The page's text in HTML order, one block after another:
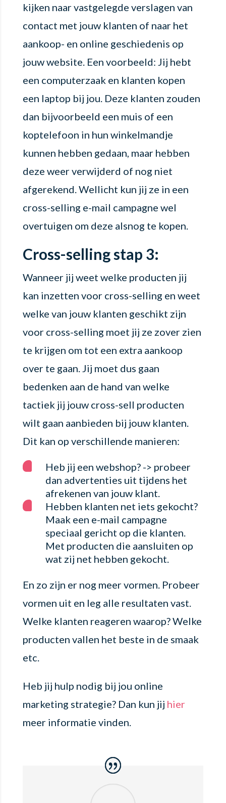
kijken naar vastgelegde verslagen van
contact met jouw klanten of naar het
aankoop- en online geschiedenis op
jouw website. Een voorbeeld: Jij hebt
een computerzaak en klanten kopen
een laptop bij jou. Deze klanten zouden
dan bijvoorbeeld een muis of een
koptelefoon in hun winkelmandje
kunnen hebben gedaan, maar hebben
deze weer verwijderd of nog niet
afgerekend. Wellicht kun jij ze in een
cross-selling e-mail campagne wel
overtuigen om deze alsnog te kopen.
Cross-selling stap 3:
Wanneer jij weet welke producten jij
kan inzetten voor cross-selling en weet
welke van jouw klanten geschikt zijn
voor cross-selling moet jij ze zover zien
te krijgen om tot een extra aankoop
over te gaan. Jij moet dus gaan
bedenken aan de hand van welke
tactiek jij jouw cross-sell producten
wilt gaan aanbieden bij jouw klanten.
Dit kan op verschillende manieren:
Heb jij een webshop? -> probeer
dan advertenties uit tijdens het
afrekenen van jouw klant.
Hebben klanten net iets gekocht?
Maak een e-mail campagne
speciaal gericht op die klanten.
Met producten die aansluiten op
wat zij net hebben gekocht.
En zo zijn er nog meer vormen. Probeer
vormen uit en leg alle resultaten vast.
Welke klanten reageren waarop? Welke
producten vallen het beste in de smaak
etc.
Heb jij hulp nodig bij jou online
marketing strategie? Dan kun jij hier
meer informatie vinden.